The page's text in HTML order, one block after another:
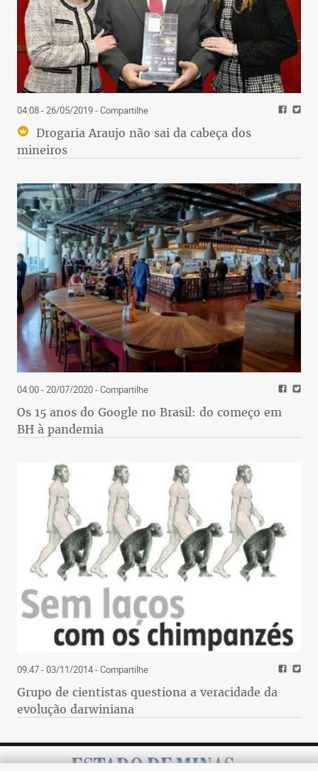
04:08 - 26/05/2019- Compartilhe
Drogaria Araujo não sai da cabeça dos
mineiros
04:00 - 20/07/2020- Compartilhe
Os 15 anos do Google no Brasil: do começo em
BH à pandemia
09:47 - 03/11/2014- Compartilhe
Grupo de cientistas questiona a veracidade da
evolução darwiniana